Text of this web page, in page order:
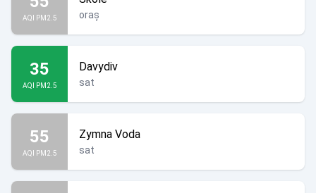
AQI PM2.5 oraș
35
AQI PM2.5
Davydiv
sat
55
AQI PM2.5
Zymna Voda
sat